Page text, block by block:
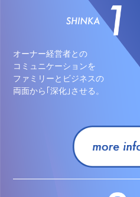
オーナー経営者との
コミュニケーションを
ファミリーとビジネスの
両面から｢深化｣させる。